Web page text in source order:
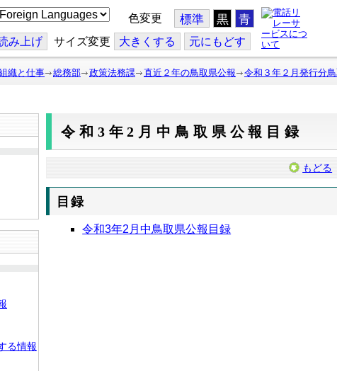
色変更 標準 黒 青
み上げ サイズ変更 大きくする 元にもどす
織と仕事 総務部 政策法務課 直近２年の鳥取県公報 令和３年２月発行分
る情報
令和3年2月中鳥取県公報目録
もどる
目録
令和3年2月中鳥取県公報目録